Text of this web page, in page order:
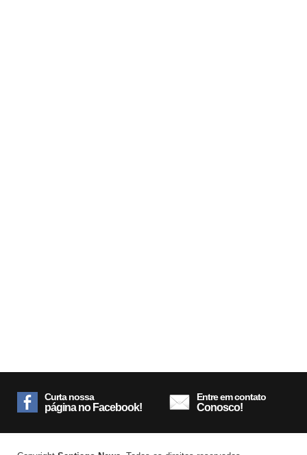
Curta nossa
página no Facebook!
Entre em contato
Conosco!